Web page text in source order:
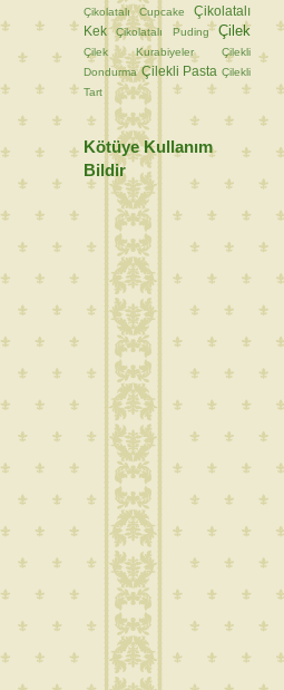
Çikolatalı Cupcake
Çikolatalı
Kek
Çikolatalı Puding Çilek
Çilek Kurabiyeler
Çilekli
Dondurma Çilekli Pasta Çilekli
Tart
Kötüye Kullanım
Bildir